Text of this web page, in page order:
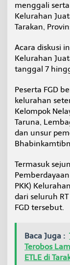
menggali
Kelurahan
Tarakan,
Acara diskusi
Kelurahan
tanggal 7
Peserta FGD
kelurahan
Kelompok
Taruna,
dan unsur
Termasuk
PKK)
dari seluruh
FGD tersebut.
Baca Juga :
Terobos
ETLE di